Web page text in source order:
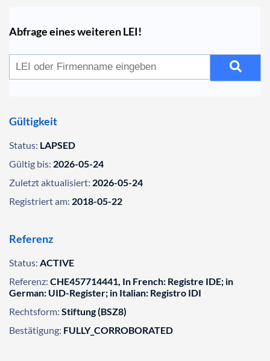
Abfrage eines weiteren LEI!
Gültigkeit
Status: LAPSED
Gültig bis: 2026-05-24
Zuletzt aktualisiert: 2026-05-24
Registriert am: 2018-05-22
Referenz
Status: ACTIVE
Referenz: CHE457714441, In French: Registre IDE; in
German: UID-Register; in Italian: Registro IDI
Rechtsform: Stiftung (BSZ8)
Bestätigung: FULLY_CORROBORATED